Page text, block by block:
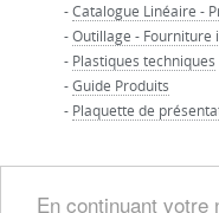
En continuant
-Catalogue Linéaire -
-Outillage - Fourniture
- Plastiques techniques
-Guide Produits
- Plaquette de